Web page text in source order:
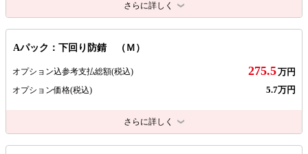
さらに詳しく
Aパック：下回り防錆 （Ｍ）
オプション込参考支払総額(税込) 275.5万円
オプション価格(税込) 5.7万円
さらに詳しく